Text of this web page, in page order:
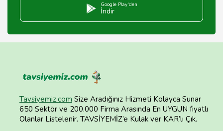
Google Play'den
İndir
Tavsiyemiz.com Size Aradığınız Hizmeti Kolayca Sunar
650 Sektör ve 200.000 Firma Arasında En UYGUN fiyatlı
Olanlar Listelenir. TAVSİYEMİZ’e Kulak ver KAR’lı Çık.